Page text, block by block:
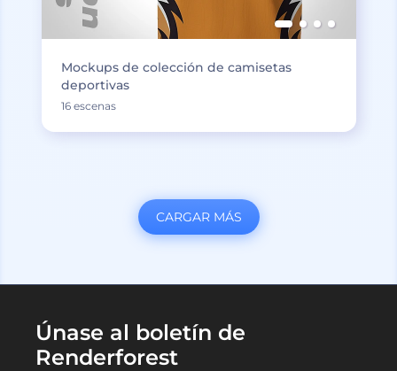
Mockups de colección de camisetas
deportivas
16 escenas
CARGAR MÁS
Únase al boletín de
Renderforest